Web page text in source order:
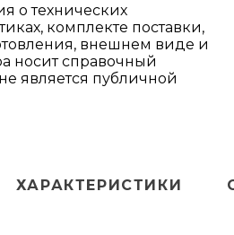
о технических
комплекте поставки,
внешнем виде и
носит справочный
является публичной
ХАРАКТЕРИСТИКИ